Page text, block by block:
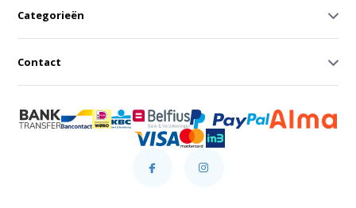
Categorieën
Contact